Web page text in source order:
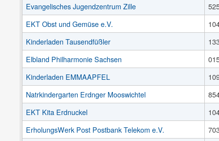
Evangelisches Jugendzentrum Zille
EKT Obst und Gemüse e.V.
Kinderladen Tausendfüßler
Elbland Philharmonie Sachsen
Kinderladen EMMAAPFEL
Natrkindergarten Erdnger Mooswichtel
EKT Kita Erdnuckel
ErholungsWerk Post Postbank Telekom e.V.